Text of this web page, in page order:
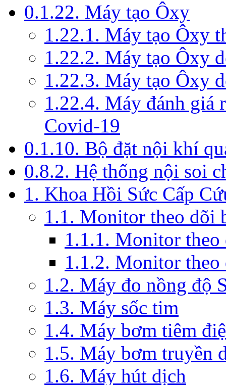
0.1.22. Máy tạo Ôxy
1.22.1. Máy tạo Ôxy
1.22.2. Máy tạo Ôxy
1.22.3. Máy tạo Ôxy
1.22.4. Máy đánh giá
Covid-19
0.1.10. Bộ đặt nội khí
0.8.2. Hệ thống nội soi
1. Khoa Hồi Sức Cấp
1.1. Monitor theo dõi
1.1.1. Monitor theo
1.1.2. Monitor
1.2. Máy đo nồng độ
1.3. Máy sốc tim
1.4. Máy bơm tiêm
1.5. Máy bơm truyền
1.6. Máy hút dịch